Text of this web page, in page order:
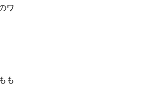
ワ
も